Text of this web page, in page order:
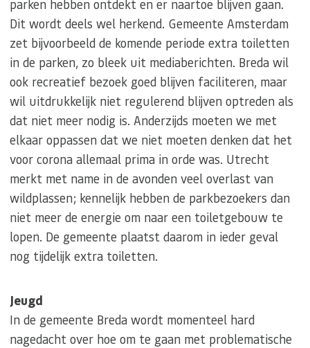
parken hebben ontdekt en er naartoe blijven gaan.
Dit wordt deels wel herkend. Gemeente Amsterdam
zet bijvoorbeeld de komende periode extra toiletten
in de parken, zo bleek uit mediaberichten. Breda wil
ook recreatief bezoek goed blijven faciliteren, maar
wil uitdrukkelijk niet regulerend blijven optreden als
dat niet meer nodig is. Anderzijds moeten we met
elkaar oppassen dat we niet moeten denken dat het
voor corona allemaal prima in orde was. Utrecht
merkt met name in de avonden veel overlast van
wildplassen; kennelijk hebben de parkbezoekers dan
niet meer de energie om naar een toiletgebouw te
lopen. De gemeente plaatst daarom in ieder geval
nog tijdelijk extra toiletten.
Jeugd
In de gemeente Breda wordt momenteel hard
nagedacht over hoe om te gaan met problematische